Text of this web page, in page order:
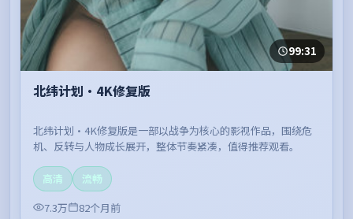
99:31
北纬计划·4K修复版
北纬计划·4K修复版是一部以战争为核心的影视作品，围绕危
机、反转与人物成长展开，整体节奏紧凑，值得推荐观看。
高清
流畅
7.3万
82个月前